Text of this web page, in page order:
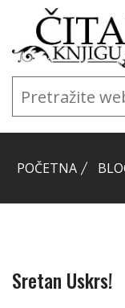
POČETNA
Sretan Uskrs!